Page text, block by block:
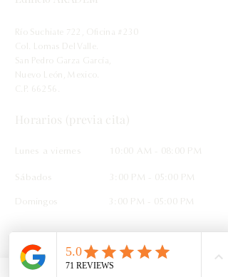
Río Suchiate 722, Oficina #230
Col. Lomas Del Valle.
San Pedro Garza García,
Nuevo León, Mexico.
C.P. 66256.
Horarios (previa cita)
Lunes a viernes 10:00 AM - 08:00 PM
Sábados 3:00 PM - 05:00 PM
Domingos 3:00 PM - 05:00 PM